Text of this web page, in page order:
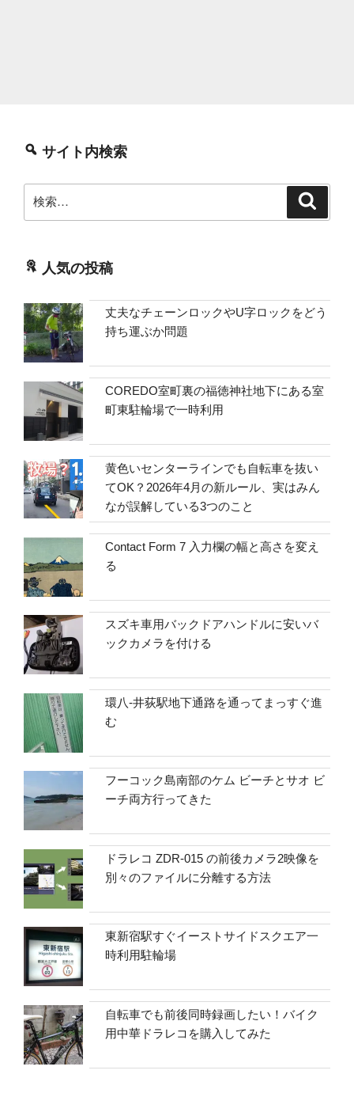
サイト内検索
索:
人気の投稿
丈夫なチェーンロックやU字ロックをどう
持ち運ぶか問題
COREDO室町裏の福徳神社地下にある室
町東駐輪場で一時利用
黄色いセンターラインでも自転車を抜い
てOK？2026年4月の新ルール、実はみん
なが誤解している3つのこと
Contact Form 7 入力欄の幅と高さを変え
る
スズキ車用バックドアハンドルに安いバ
ックカメラを付ける
環八-井荻駅地下通路を通ってまっすぐ進
む
フーコック島南部のケム ビーチとサオ ビ
ーチ両方行ってきた
ドラレコ ZDR-015 の前後カメラ2映像を
別々のファイルに分離する方法
東新宿駅すぐイーストサイドスクエア一
時利用駐輪場
自転車でも前後同時録画したい！バイク
用中華ドラレコを購入してみた